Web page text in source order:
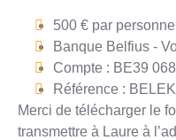
500 € par personne
Banque Belfius -
Compte : BE39
Référence :
Merci de télécharger le
transmettre à Laure à